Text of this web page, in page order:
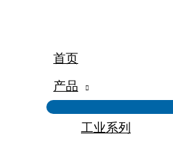
首页
产品
工业系列